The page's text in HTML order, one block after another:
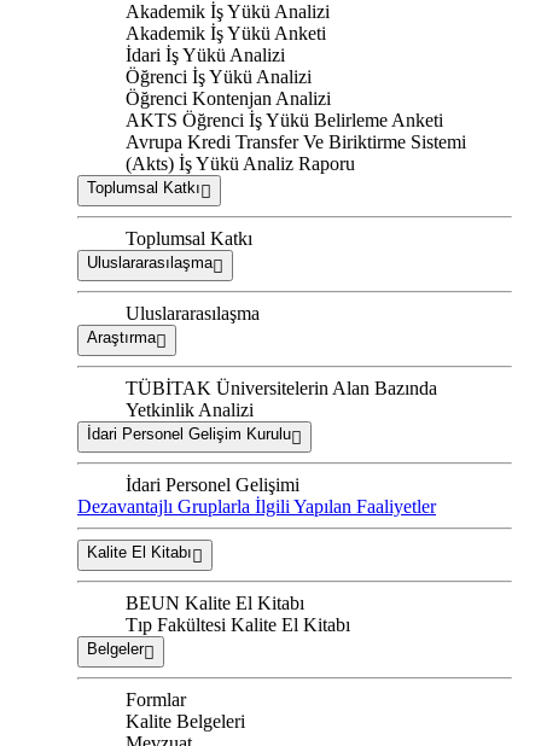
Akademik İş Yükü Analizi
Akademik İş Yükü Anketi
İdari İş Yükü Analizi
Öğrenci İş Yükü Analizi
Öğrenci Kontenjan Analizi
AKTS Öğrenci İş Yükü Belirleme Anketi
Avrupa Kredi Transfer Ve Biriktirme Sistemi
(Akts) İş Yükü Analiz Raporu
Toplumsal Katkı
Toplumsal Katkı
Uluslararasılaşma
Uluslararasılaşma
Araştırma
TÜBİTAK Üniversitelerin Alan Bazında
Yetkinlik Analizi
İdari Personel Gelişim Kurulu
İdari Personel Gelişimi
Dezavantajlı Gruplarla İlgili Yapılan Faaliyetler
Kalite El Kitabı
BEUN Kalite El Kitabı
Tıp Fakültesi Kalite El Kitabı
Belgeler
Formlar
Kalite Belgeleri